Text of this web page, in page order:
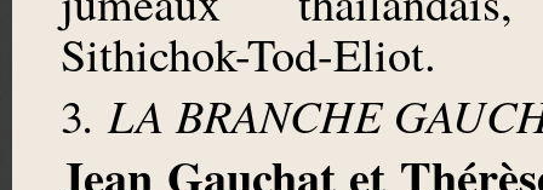
Sithichok-Tod-Eliot.
3. LA BRANCHE